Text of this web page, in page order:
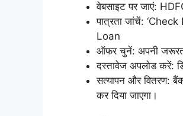
वेबसाइट पर जाएं:
पात्रता जांचें:
Loan
ऑफर चुनें: अपनी
दस्तावेज अपलोड करें:
सत्यापन और वितरण:
कर दिया जाएगा।